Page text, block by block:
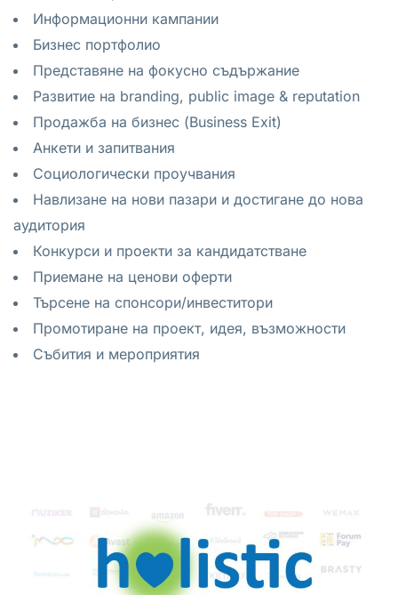
Информационни кампании
Бизнес портфолио
Представяне на фокусно съдържание
Развитие на branding, public image & reputation
Продажба на бизнес (Business Exit)
Анкети и запитвания
Социологически проучвания
Навлизане на нови пазари и достигане до нова
аудитория
Конкурси и проекти за кандидатстване
Приемане на ценови оферти
Търсене на спонсори/инвеститори
Промотиране на проект, идея, възможности
Събития и мероприятия